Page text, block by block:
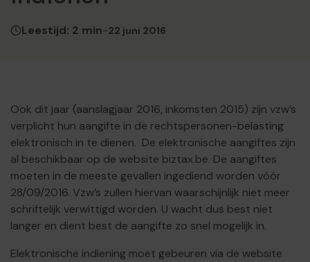
Leestijd: 2 min-22 juni 2016
Ook dit jaar (aanslagjaar 2016, inkomsten 2015) zijn vzw’s
verplicht hun aangifte in de rechtspersonen-belasting
elektronisch in te dienen. De elektronische aangiftes zijn
al beschikbaar op de website biztax.be. De aangiftes
moeten in de meeste gevallen ingediend worden vóór
28/09/2016. Vzw’s zullen hiervan waarschijnlijk niet meer
schriftelijk verwittigd worden. U wacht dus best niet
langer en dient best de aangifte zo snel mogelijk in.
Elektronische indiening moet gebeuren via de website